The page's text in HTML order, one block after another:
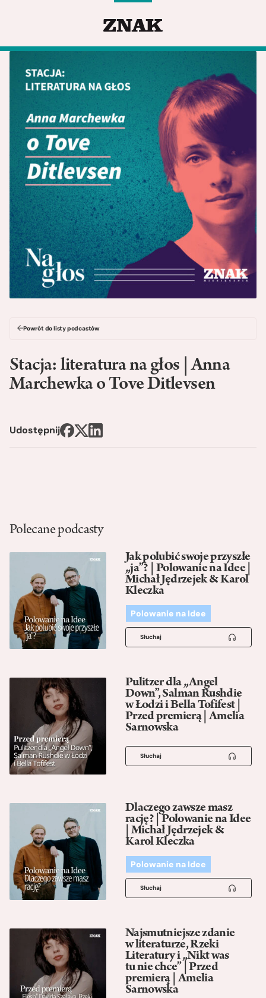
Powrót do listy podcastów
Stacja: literatura na głos | Anna
Marchewka o Tove Ditlevsen
Udostępnij
Polecane podcasty
Jak polubić swoje przyszłe
„ja”? | Polowanie na Idee |
Michał Jędrzejek & Karol
Kleczka
Polowanie na Idee
Słuchaj
Pulitzer dla „Angel
Down”, Salman Rushdie
w Łodzi i Bella Tofifest |
Przed premierą | Amelia
Sarnowska
Słuchaj
Dlaczego zawsze masz
rację? | Polowanie na Idee
| Michał Jędrzejek &
Karol Kleczka
Polowanie na Idee
Słuchaj
Najsmutniejsze zdanie
w literaturze, Rzeki
Literatury i „Nikt was
tu nie chce” | Przed
premierą | Amelia
Sarnowska